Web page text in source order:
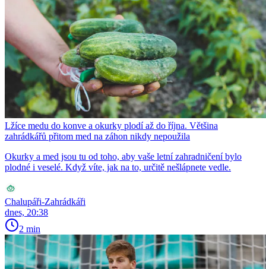
Lžíce medu do konve a okurky plodí až do října. Většina
zahrádkářů přitom med na záhon nikdy nepoužila
Okurky a med jsou tu od toho, aby vaše letní zahradničení bylo
plodné i veselé. Když víte, jak na to, určitě nešlápnete vedle.
Chalupáři-Zahrádkáři
dnes, 20:38
2 min